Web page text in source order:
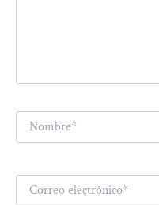
Nombre*
Correo
electrónico*